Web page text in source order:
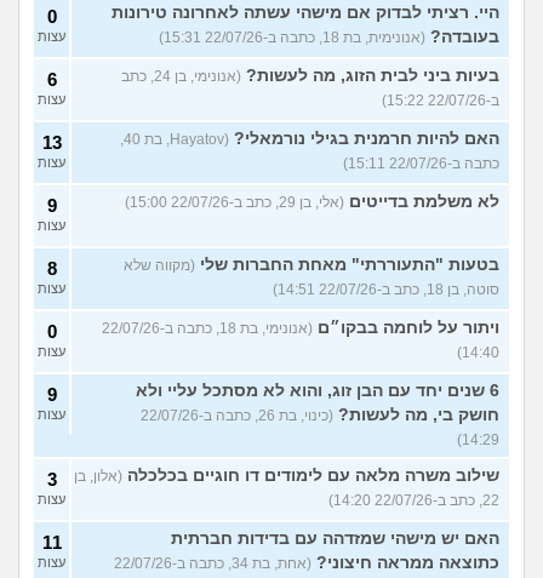
היי. רציתי לבדוק אם מישהי עשתה לאחרונה טירונות
בעובדה? (אנונימית, בת 18, כתבה ב-22/07/26 15:31)
0
עצות
בעיות ביני לבית הזוג, מה לעשות?
(אנונימי, בן 24, כתב
ב-22/07/26 15:22)
6
עצות
האם להיות חרמנית בגילי נורמאלי?
(Hayatov, בת 40,
כתבה ב-22/07/26 15:11)
13
עצות
לא משלמת בדייטים (אלי, בן 29, כתב ב-22/07/26 15:00) 9
עצות
בטעות "התעוררתי" מאחת החברות שלי (מקווה שלא
סוטה, בן 18, כתב ב-22/07/26 14:51)
8
עצות
ויתור על לוחמה בבקו״ם
(אנונימי, בת 18, כתבה ב-22/07/26
14:40)
0
עצות
6 שנים יחד עם הבן זוג, והוא לא מסתכל עליי ולא
חושק בי, מה לעשות?
(כינוי, בת 26, כתבה ב-22/07/26
14:29)
9
עצות
שילוב משרה מלאה עם לימודים דו חוגיים בכלכלה (אלון, בן
22, כתב ב-22/07/26 14:20)
3
עצות
האם יש מישהי שמזדהה עם בדידות חברתית
כתוצאה ממראה חיצוני?
(אחת, בת 34, כתבה ב-22/07/26
11
עצות